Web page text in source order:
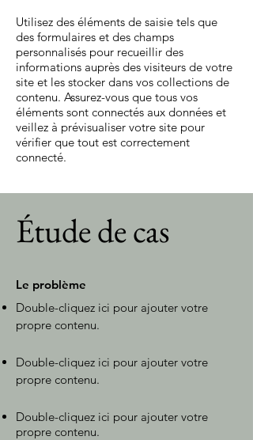
Utilisez des éléments de saisie tels que
des formulaires et des champs
personnalisés pour recueillir des
informations auprès des visiteurs de votre
site et les stocker dans vos collections de
contenu. Assurez-vous que tous vos
éléments sont connectés aux données et
veillez à prévisualiser votre site pour
vérifier que tout est correctement
connecté.
Étude de cas
Le problème
Double-cliquez ici pour ajouter votre
propre contenu.
Double-cliquez ici pour ajouter votre
propre contenu.
Double-cliquez ici pour ajouter votre
propre contenu.